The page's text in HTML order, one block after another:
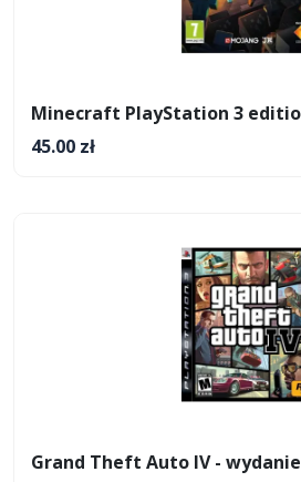
Minecraft PlayStation 3
45.00 zł
Grand Theft Auto IV -